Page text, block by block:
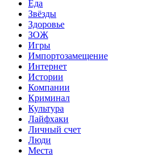
Еда
Звёзды
Здоровье
ЗОЖ
Игры
Импортозамещение
Интернет
Истории
Компании
Криминал
Культура
Лайфхаки
Личный счет
Люди
Места